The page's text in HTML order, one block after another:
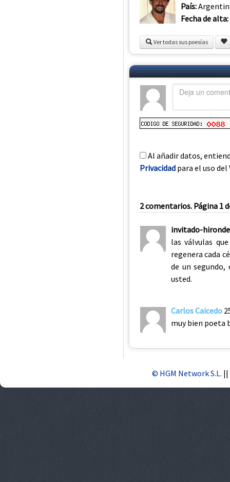
País:
Fecha de alta:
Ver todas sus poesías
Al añadir datos,
Privacidad para el uso del
2 comentarios. Página 1
invitado-
las válvulas
regenera cada
de un
usted.
Carlos Caicedo
muy bien poeta
© HGM Network S.L. ||